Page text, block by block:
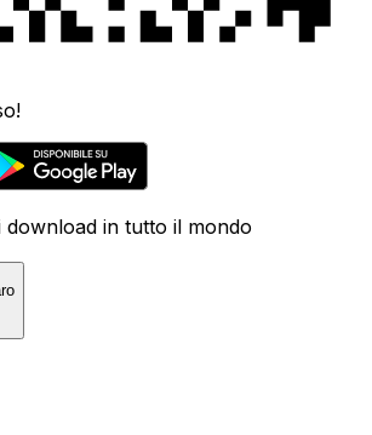
download in tutto il mondo